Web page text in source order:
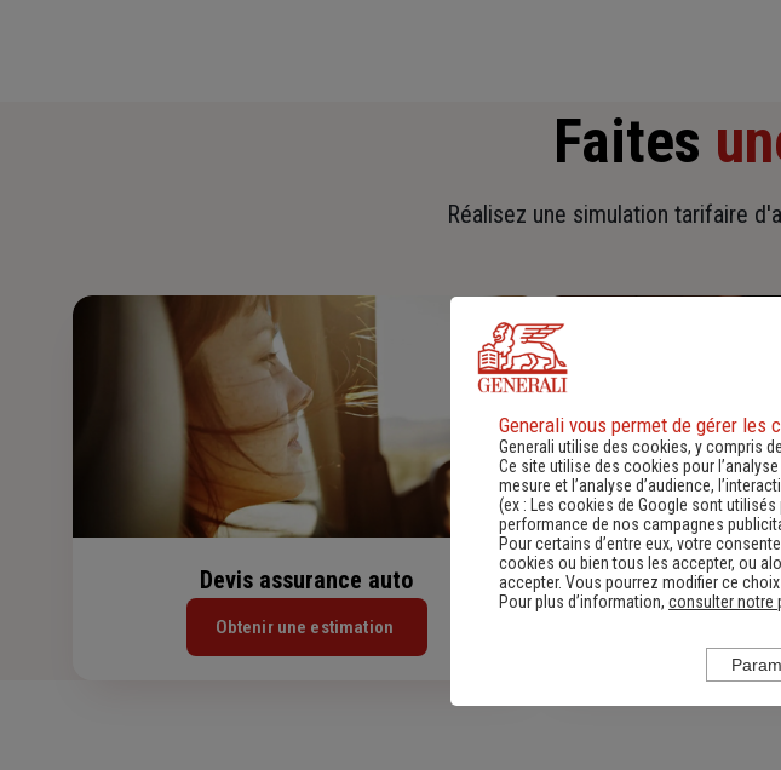
Faites
Réalisez une simulation tarifaire
Devis assurance auto
Obtenir une estimation
Devis
Generali vous permet de gérer les
Generali utilise des cookies, y compris
Ce site utilise des cookies pour
mesure et l’analyse d’audience,
(ex :
Les cookies de Google sont
performance de nos campagnes
Pour certains d’entre eux, votre
cookies ou bien tous les accepter, ou
accepter. Vous pourrez modifier ce
Pour plus d’information, consulter notre